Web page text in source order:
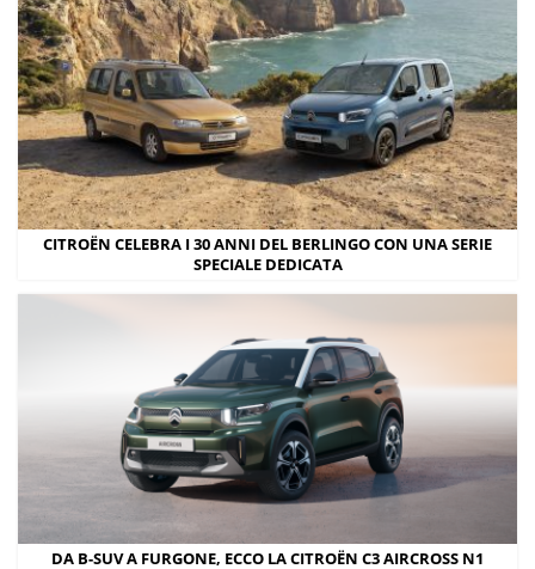
CITROËN CELEBRA I 30 ANNI DEL BERLINGO CON UNA SERIE
SPECIALE DEDICATA
DA B-SUV A FURGONE, ECCO LA CITROËN C3 AIRCROSS N1